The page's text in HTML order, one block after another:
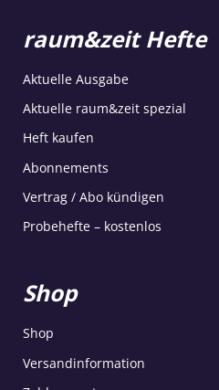
raum&zeit Hefte
Aktuelle Ausgabe
Aktuelle raum&zeit spezial
Heft kaufen
Abonnements
Vertrag / Abo kündigen
Probehefte – kostenlos
Shop
Shop
Versandinformation